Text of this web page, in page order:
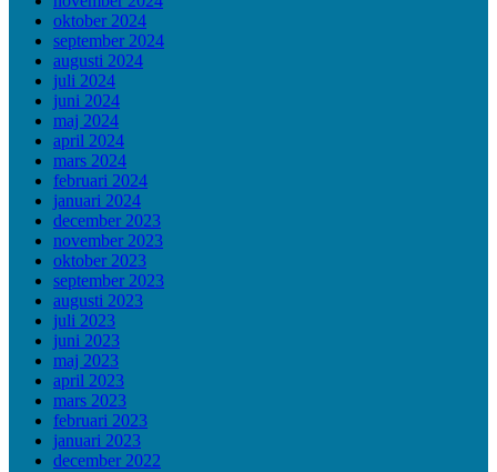
oktober 2024
september 2024
augusti 2024
juli 2024
juni 2024
maj 2024
april 2024
mars 2024
februari 2024
januari 2024
december 2023
november 2023
oktober 2023
september 2023
augusti 2023
juli 2023
juni 2023
maj 2023
april 2023
mars 2023
februari 2023
januari 2023
december 2022